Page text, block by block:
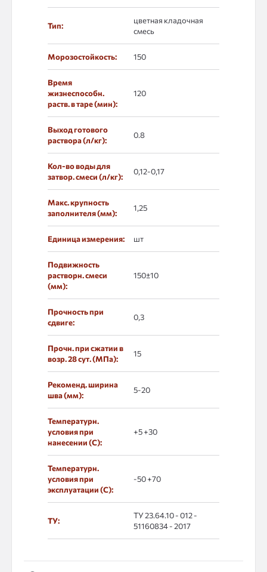
Тип:
цветная кладочная
смесь
Морозостойкость: 150
Время
жизнеспособн.
раств. в таре (мин):
120
Выход готового
раствора (л/кг):
0.8
Кол-во воды для
затвор. смеси (л/кг):
0,12-0,17
Макс. крупность
заполнителя (мм):
1,25
Единица измерения: шт
Подвижность
растворн. смеси
(мм):
150±10
Прочность при
сдвиге:
0,3
Прочн. при сжатии в
возр. 28 сут. (МПа):
15
Рекоменд. ширина
шва (мм):
5-20
Температурн.
условия при
нанесении (С):
+5 +30
Температурн.
условия при
эксплуатации (С):
-50 +70
ТУ:
ТУ 23.64.10 - 012 -
51160834 - 2017